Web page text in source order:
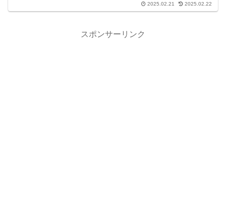
あるのですが、やり方が悪いのかあまり
2025.02.21 2025.02.22
スポンサーリンク